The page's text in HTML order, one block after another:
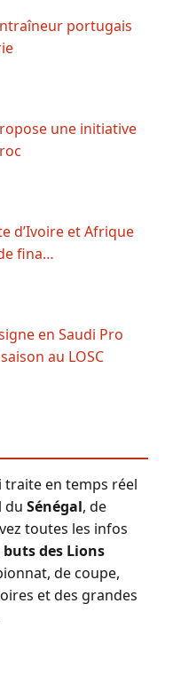
portugais
une initiative
d’Ivoire et Afrique
fina…
en Saudi Pro
au LOSC
en temps réel
du Sénégal, de
toutes les infos
buts des Lions
de coupe,
et des grandes